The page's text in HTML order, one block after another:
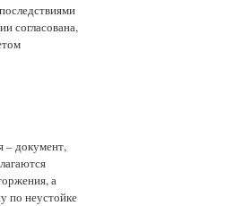
согласована,
– документ,
а
по неустойке